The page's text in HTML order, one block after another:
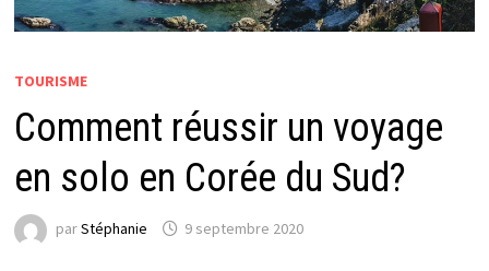
TOURISME
Comment réussir un voyage
en solo en Corée du Sud?
parStéphanie 9 septembre 2020